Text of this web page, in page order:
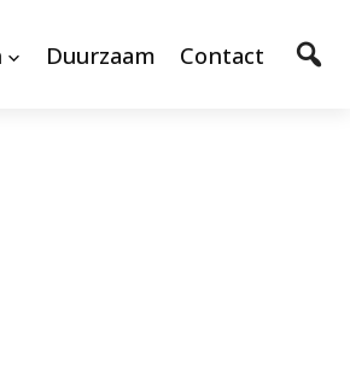
Duurzaam Contact